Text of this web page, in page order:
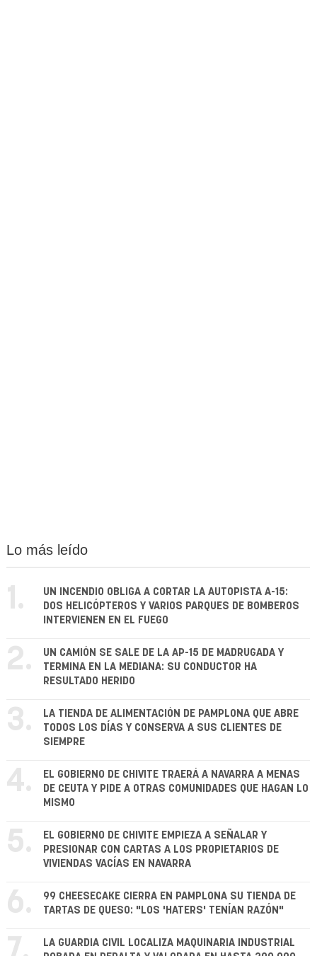
Lo más leído
1.
UN INCENDIO OBLIGA A CORTAR LA AUTOPISTA A-15:
DOS HELICÓPTEROS Y VARIOS PARQUES DE BOMBEROS
INTERVIENEN EN EL FUEGO
2.
UN CAMIÓN SE SALE DE LA AP-15 DE MADRUGADA Y
TERMINA EN LA MEDIANA: SU CONDUCTOR HA
RESULTADO HERIDO
3.
LA TIENDA DE ALIMENTACIÓN DE PAMPLONA QUE ABRE
TODOS LOS DÍAS Y CONSERVA A SUS CLIENTES DE
SIEMPRE
4.
EL GOBIERNO DE CHIVITE TRAERÁ A NAVARRA A MENAS
DE CEUTA Y PIDE A OTRAS COMUNIDADES QUE HAGAN LO
MISMO
5.
EL GOBIERNO DE CHIVITE EMPIEZA A SEÑALAR Y
PRESIONAR CON CARTAS A LOS PROPIETARIOS DE
VIVIENDAS VACÍAS EN NAVARRA
6.
99 CHEESECAKE CIERRA EN PAMPLONA SU TIENDA DE
TARTAS DE QUESO: "LOS 'HATERS' TENÍAN RAZÓN"
LA GUARDIA CIVIL LOCALIZA MAQUINARIA INDUSTRIAL